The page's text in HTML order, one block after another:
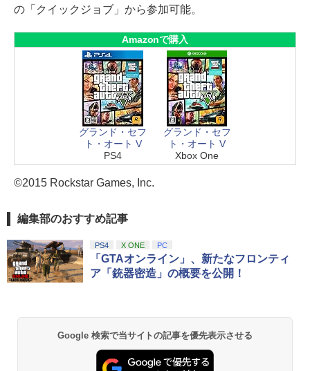
の「クイックジョブ」から参加可能。
Amazonで購入
グランド・セフ
ト・オート V
PS4
グランド・セフ
ト・オート V
Xbox One
©2015 Rockstar Games, Inc.
編集部のおすすめ記事
PS4 X ONE PC
「GTAオンライン」、新たなフロンティ
ア「銃器密造」の概要を公開！
Google 検索で当サイトの記事を優先表示させる